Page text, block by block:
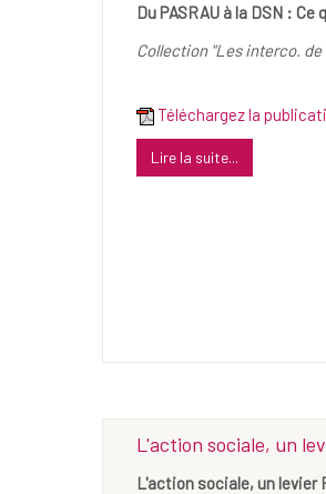
Du PASRAU à la DSN :
Collection "Les interco. de
Téléchargez la
Lire la suite...
L'action sociale, un
L'action sociale, un levier